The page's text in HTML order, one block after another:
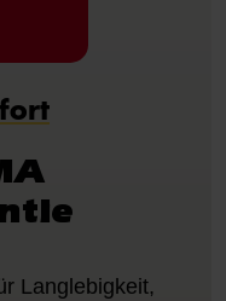
Langlebigkeit,